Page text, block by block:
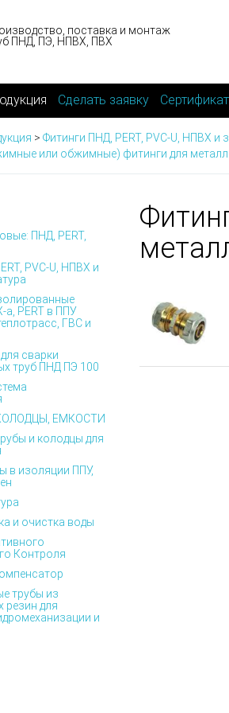
поставка и монтаж
ПНД, ПЭ, НПВХ, ПВХ
Сделать заявку
> Фитинги ПНД, PERT, PVC-U, НПВХ и
или обжимные) фитинги для
ПНД, PERT,
PVC-U, НПВХ и
а, PERT в ППУ
ГВС и
сварки
труб ПНД ПЭ 100
ЕМКОСТИ
и колодцы для
в изоляции ППУ,
и очистка воды
Контроля
трубы из
резин для
и